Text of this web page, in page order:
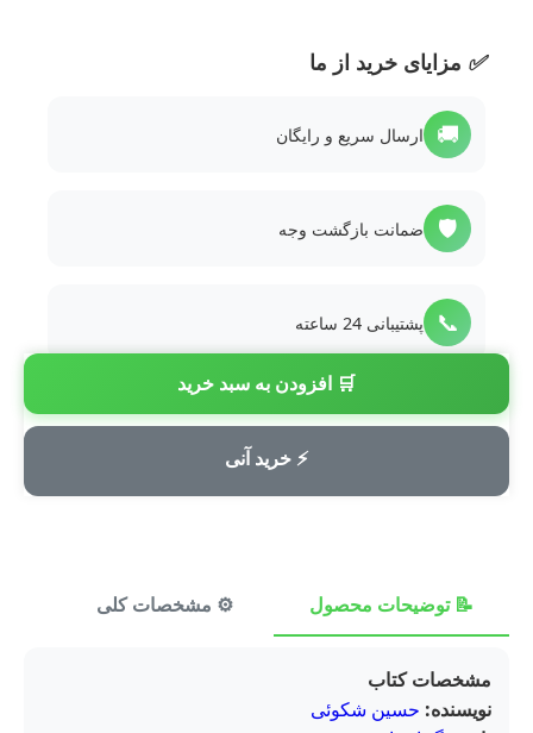
🛒 افزودن به سبد خرید
⚡ خرید آنی
✅ مزایای خرید از ما
🚚 ارسال سریع و رایگان
🛡️ ضمانت بازگشت وجه
📞 پشتیبانی 24 ساعته
💳 پرداخت امن
📝 توضیحات محصول ⚙️ مشخصات کلی
مشخصات کتاب
نویسنده: حسین شکوئی